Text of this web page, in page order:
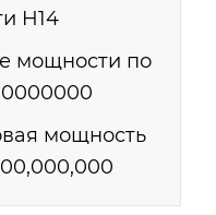
H14
мощности по
мощность